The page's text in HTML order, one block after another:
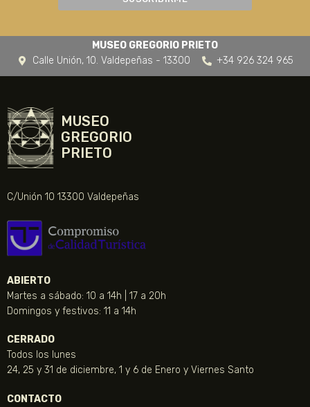
MUSEO GREGORIO PRIETO
Calle Unión, 10. Valdepeñas - 13300
+34 926 324 965
MUSEO
GREGORIO
PRIETO
C/Unión 10 13300 Valdepeñas
ABIERTO
Martes a sábado: 10 a 14h | 17 a 20h
Domingos y festivos: 11 a 14h
CERRADO
Todos los lunes
24, 25 y 31 de diciembre, 1 y 6 de Enero y Viernes Santo
CONTACTO